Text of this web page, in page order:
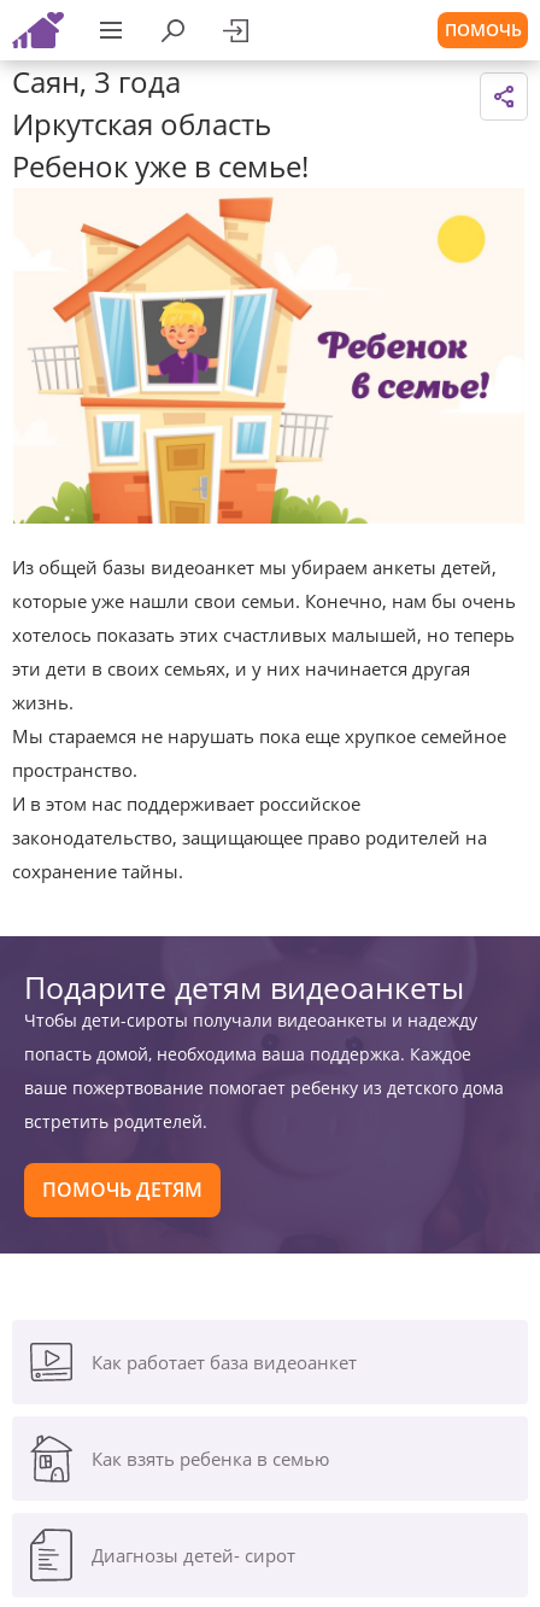
ПОМОЧЬ
Саян, 3 года
Иркутская область
Ребенок уже в семье!
Из общей базы видеоанкет мы убираем анкеты детей,
которые уже нашли свои семьи. Конечно, нам бы очень
хотелось показать этих счастливых малышей, но теперь
эти дети в своих семьях, и у них начинается другая
жизнь.
Мы стараемся не нарушать пока еще хрупкое семейное
пространство.
И в этом нас поддерживает российское
законодательство, защищающее право родителей на
сохранение тайны.
Подарите детям видеоанкеты
Чтобы дети-сироты получали видеоанкеты и надежду
попасть домой, необходима ваша поддержка. Каждое
ваше пожертвование помогает ребенку из детского дома
встретить родителей.
ПОМОЧЬ ДЕТЯМ
Как работает база видеоанкет
Как взять ребенка в семью
Диагнозы детей- сирот